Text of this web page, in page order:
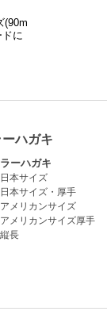
(90m
に
ーハガキ
ーハガキ
日本サイズ
日本サイズ・厚手
アメリカンサイズ
アメリカンサイズ厚手
縦長